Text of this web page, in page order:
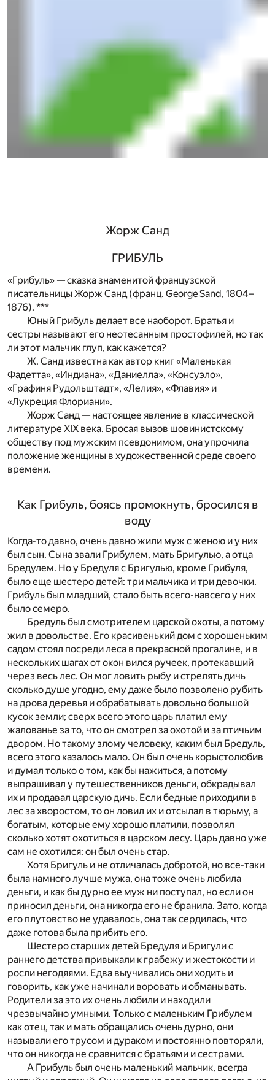
Жорж Санд
ГРИБУЛЬ
«Грибуль» — сказка знаменитой французской
писательницы Жорж Санд (франц. George Sand, 1804–
1876). ***
Юный Грибуль делает все наоборот. Братья и
сестры называют его неотесанным простофилей, но так
ли этот мальчик глуп, как кажется?
Ж. Санд известна как автор книг «Маленькая
Фадетта», «Индиана», «Даниелла», «Консуэло»,
«Графиня Рудольштадт», «Лелия», «Флавия» и
«Лукреция Флориани».
Жорж Санд — настоящее явление в классической
литературе XIX века. Бросая вызов шовинистскому
обществу под мужским псевдонимом, она упрочила
положение женщины в художественной среде своего
времени.
Как Грибуль, боясь промокнуть, бросился в
воду
Когда-то давно, очень давно жили муж с женою и у них
был сын. Сына звали Грибулем, мать Бригулью, а отца
Бредулем. Но у Бредуля с Бригулью, кроме Грибуля,
было еще шестеро детей: три мальчика и три девочки.
Грибуль был младший, стало быть всего-навсего у них
было семеро.
Бредуль был смотрителем царской охоты, а потому
жил в довольстве. Его красивенький дом с хорошеньким
садом стоял посреди леса в прекрасной прогалине, и в
нескольких шагах от окон вился ручеек, протекавший
через весь лес. Он мог ловить рыбу и стрелять дичь
сколько душе угодно, ему даже было позволено рубить
на дрова деревья и обрабатывать довольно большой
кусок земли; сверх всего этого царь платил ему
жалованье за то, что он смотрел за охотой и за птичьим
двором. Но такому злому человеку, каким был Бредуль,
всего этого казалось мало. Он был очень корыстолюбив
и думал только о том, как бы нажиться, а потому
выпрашивал у путешественников деньги, обкрадывал
их и продавал царскую дичь. Если бедные приходили в
лес за хворостом, то он ловил их и отсылал в тюрьму, а
богатым, которые ему хорошо платили, позволял
сколько хотят охотиться в царском лесу. Царь давно уже
сам не охотился: он был очень стар.
Хотя Бригуль и не отличалась добротой, но все-таки
была намного лучше мужа, она тоже очень любила
деньги, и как бы дурно ее муж ни поступал, но если он
приносил деньги, она никогда его не бранила. Зато, когда
его плутовство не удавалось, она так сердилась, что
даже готова была прибить его.
Шестеро старших детей Бредуля и Бригули с
раннего детства привыкали к грабежу и жестокости и
росли негодяями. Едва выучивались они ходить и
говорить, как уже начинали воровать и обманывать.
Родители за это их очень любили и находили
чрезвычайно умными. Только с маленьким Грибулем
как отец, так и мать обращались очень дурно, они
называли его трусом и дураком и постоянно повторяли,
что он никогда не сравнится с братьями и сестрами.
А Грибуль был очень маленький мальчик, всегда